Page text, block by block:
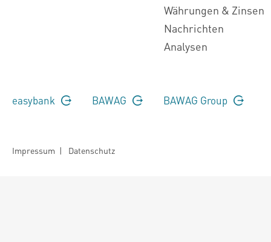
Währungen & Zinsen
Nachrichten
Analysen
easybank BAWAG BAWAG Group
Impressum | Datenschutz